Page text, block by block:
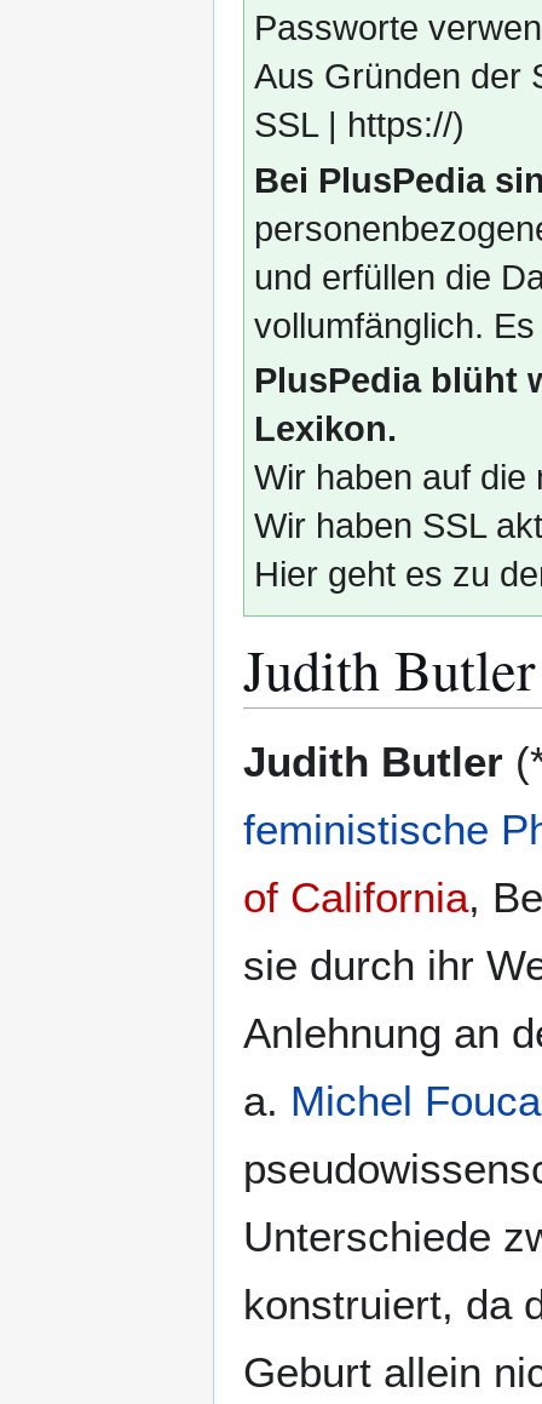
Passworte
Aus Gründen der
SSL | https://)
Bei PlusPedia
und erfüllen die
vollumfänglich.
PlusPedia blüht
Lexikon.
Wir haben auf die
Wir haben SSL
Hier geht es zu
Judith Butler
Navigation
Suche
Judith Butler
feministische
of California,
sie durch ihr
Anlehnung an
a. Michel
Unterschiede
konstruiert, da
Geburt allein